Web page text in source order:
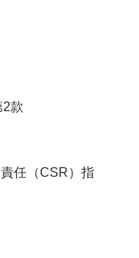
2款
任（CSR）指